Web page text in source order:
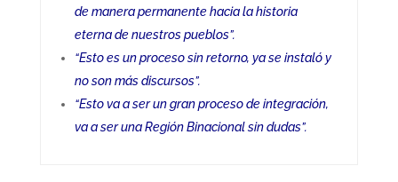
de manera permanente hacia la historia
eterna de nuestros pueblos”.
“Esto es un proceso sin retorno, ya se instaló y
no son más discursos”.
“Esto va a ser un gran proceso de integración,
va a ser una Región Binacional sin dudas”.